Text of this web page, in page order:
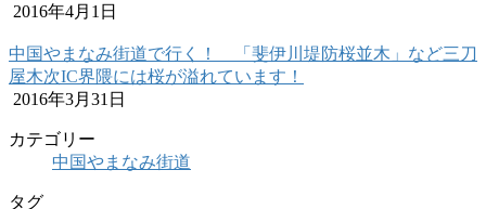
2016年4月1日
中国やまなみ街道で行く！ 「斐伊川堤防桜並木」など三刀
屋木次IC界隈には桜が溢れています！
2016年3月31日
カテゴリー
中国やまなみ街道
タグ